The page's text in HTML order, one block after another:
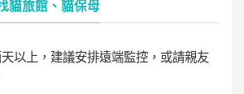
貓旅館、貓保母
以上，建議安排遠端監控，或請親友